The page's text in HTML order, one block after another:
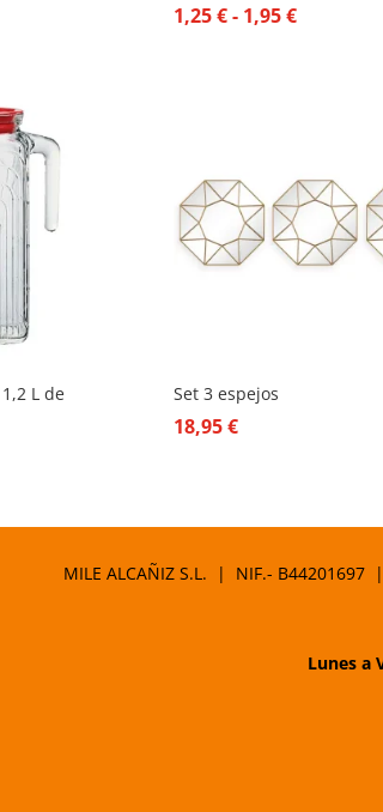
1,25€- 1,95€Rango
hasta
1,95 €
L de Set 3 espejos
18,95€
MILE ALCAÑIZ S.L. | NIF.- B44201697
Lunes a